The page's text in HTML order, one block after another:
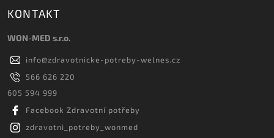
KONTAKT
WON-MED s.r.o.
info@zdravotnicke-potreby-welnes.cz
566 626 220
605 594 999
Facebook Zdravotní potřeby
zdravotni_potreby_wonmed